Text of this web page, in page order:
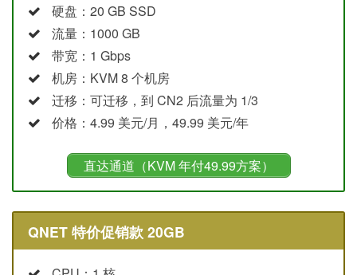
硬盘：20 GB SSD
流量：1000 GB
带宽：1 Gbps
机房：KVM 8 个机房
迁移：可迁移，到 CN2 后流量为 1/3
价格：4.99 美元/月，49.99 美元/年
直达通道（KVM 年付49.99方案）
QNET 特价促销款 20GB